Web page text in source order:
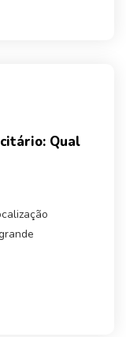
Qual